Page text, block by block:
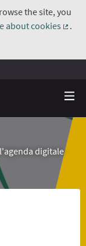
the site, you
about cookies
.
digitale